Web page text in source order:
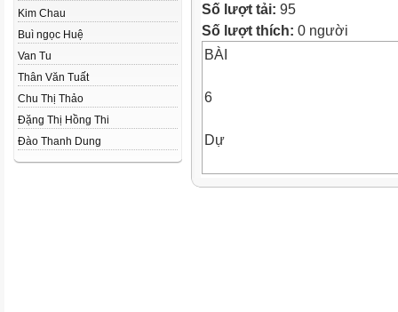
Kim Chau
Buì ngọc Huệ
Van Tu
Thân Văn Tuất
Chu Thị Thảo
Đặng Thị Hồng Thi
Đào Thanh Dung
Số lượt tải: 95
Số lượt thích: 0 người
BÀI
6
Dự